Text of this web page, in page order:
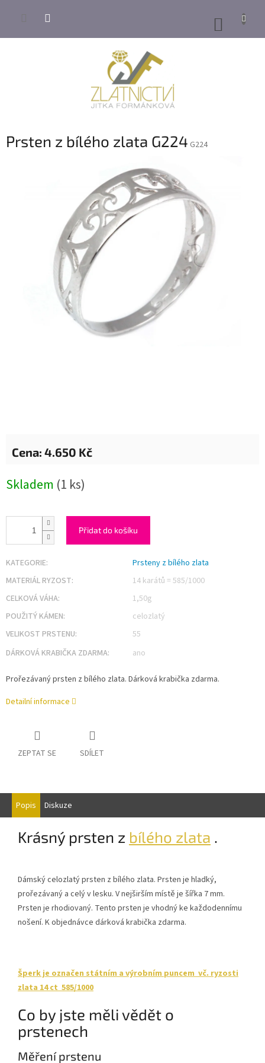
KOŠÍK
Prsten z bílého zlata G224 G224
4.650 Kč
cena:
Skladem (1 ks)
Přidat do košíku
KATEGORIE:
Prsteny z bílého zlata
MATERIÁL RYZOST:
14 karátů = 585/1000
CELKOVÁ VÁHA:
1,50g
POUŽITÝ KÁMEN:
celozlatý
VELIKOST PRSTENU:
55
DÁRKOVÁ KRABIČKA ZDARMA: ano
Prořezávaný prsten z bílého zlata. Dárková krabička zdarma.
Detailní informace
ZEPTAT SE SDÍLET
Popis Diskuze
Krásný prsten z bílého zlata .
Dámský celozlatý prsten z bílého zlata. Prsten je hladký,
prořezávaný a celý v lesku. V nejširším místě je šířka 7 mm.
Prsten je rhodiovaný. Tento prsten je vhodný ke každodennímu
nošení. K objednávce dárková krabička zdarma.
Šperk je označen státním a výrobním puncem vč. ryzosti
zlata 14 ct 585/1000
Co by jste měli vědět o
prstenech
Měření prstenu